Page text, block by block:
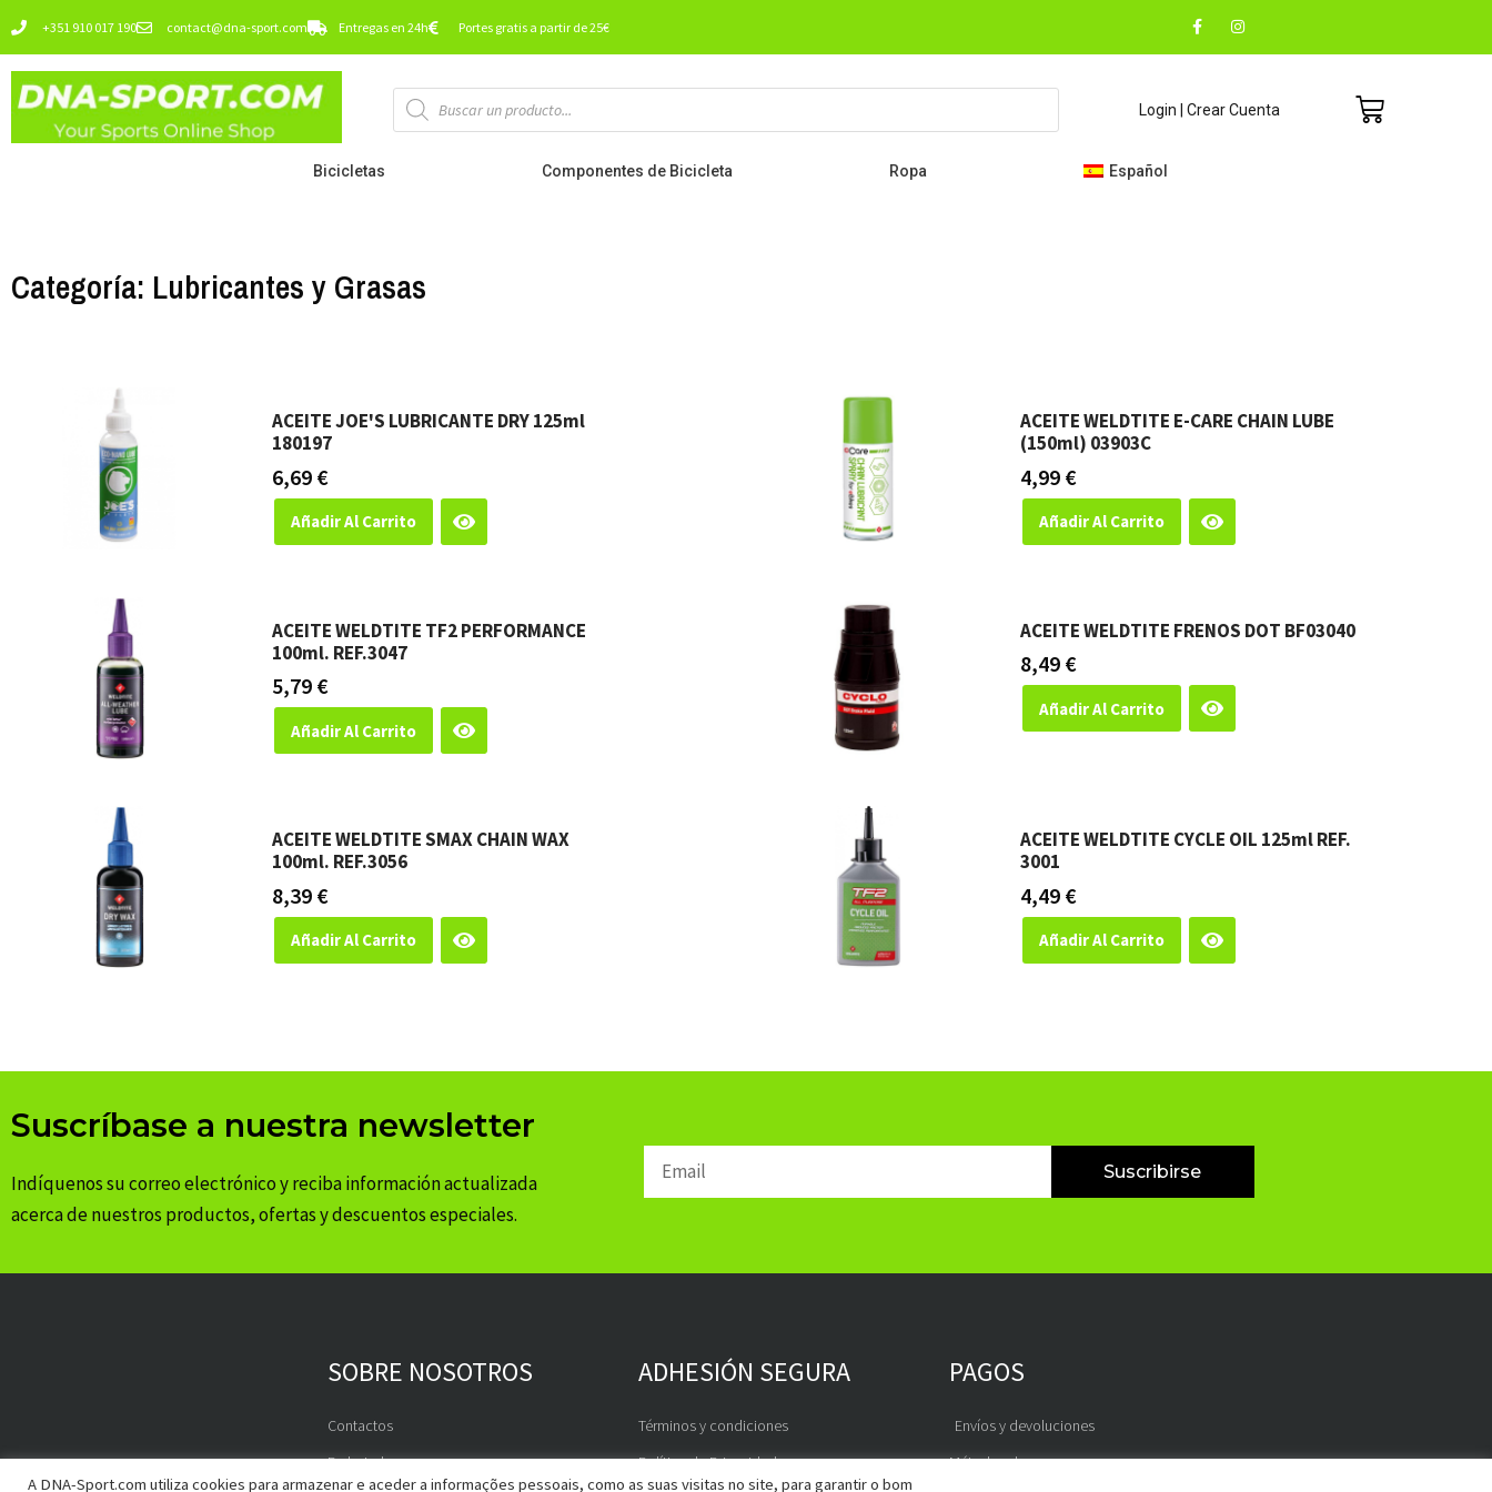
contenido
+351 910 017 190 contact@dna-sport.com Entregas en 24h Portes gratis a partir de 25€ F
a
o
I
n
r
Búsqueda
de
productos
Login | Crear Cuenta Carrito
Bicicletas Componentes de Bicicleta Ropa Español
Categoría: Lubricantes y Grasas
ACEITE JOE'S LUBRICANTE DRY 125ml
180197
6,69 €
Añadir Al Carrito
ACEITE WELDTITE E-CARE CHAIN LUBE
(150ml) 03903C
4,99 €
Añadir Al Carrito
ACEITE WELDTITE TF2 PERFORMANCE
100ml. REF.3047
5,79 €
Añadir Al Carrito
ACEITE WELDTITE FRENOS DOT BF03040
8,49 €
Añadir Al Carrito
ACEITE WELDTITE SMAX CHAIN WAX
100ml. REF.3056
8,39 €
Añadir Al Carrito
ACEITE WELDTITE CYCLE OIL 125ml REF.
3001
4,49 €
Añadir Al Carrito
Suscríbase a nuestra newsletter
Indíquenos su correo electrónico y reciba información actualizada
acerca de nuestros productos, ofertas y descuentos especiales.
Email Suscribirse
SOBRE NOSOTROS
Contactos
Embajadores
ADHESIÓN SEGURA
Términos y condiciones
Política de Privacidad
PAGOS
Envíos y devoluciones
Métodos de pago
A DNA-Sport.com utiliza cookies para armazenar e aceder a informações pessoais, como as suas visitas no site, para garantir o bom